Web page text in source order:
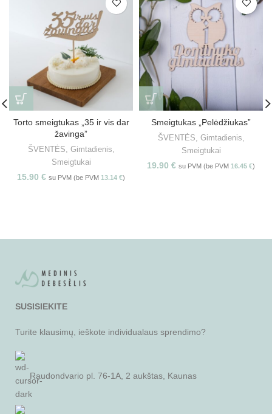
Torto smeigtukas „35 ir vis dar
žavinga”
ŠVENTĖS Gimtadienis
Smeigtukai
15.90 € su PVM (be PVM 13.14 €)
Smeigtukas „Pelėdžiukas”
ŠVENTĖS Gimtadienis
Smeigtukai
19.90 € su PVM (be PVM 16.45 €)
SUSISIEKITE
Turite klausimų, ieškote individualaus sprendimo?
Raudondvario pl. 76-1A, 2 aukštas, Kaunas